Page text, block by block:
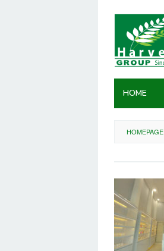
HOME
HOMEPAGE